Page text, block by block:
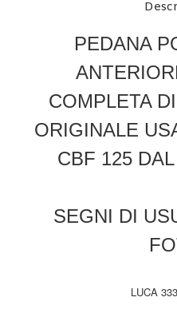
PEDANA
COMPLETA
ORIGINALE
CBF 125
SEGNI DI
LUCA